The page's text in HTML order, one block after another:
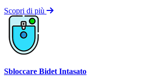
Scopri di più
Sbloccare Bidet Intasato